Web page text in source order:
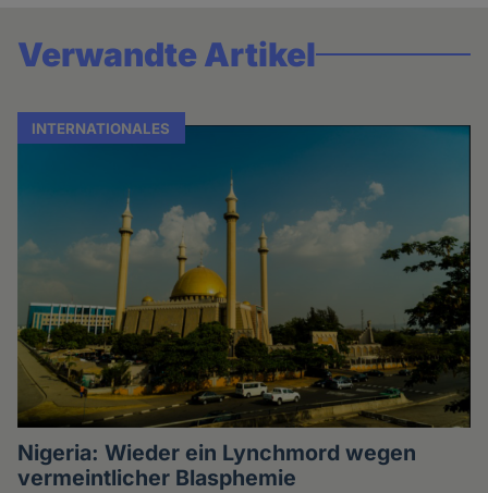
Verwandte Artikel
INTERNATIONALES
Nigeria: Wieder ein Lynchmord wegen
vermeintlicher Blasphemie